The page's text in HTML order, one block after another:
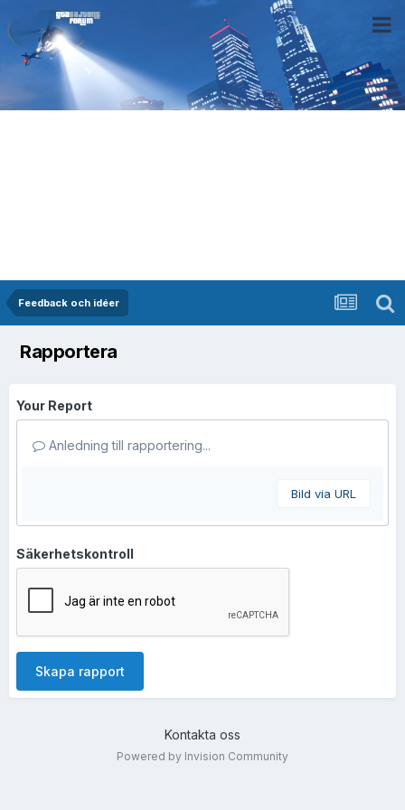
Feedback och idéer
Rapportera
Your Report
Anledning till rapportering...
Bild via URL
Säkerhetskontroll
Skapa rapport
Kontakta oss
Powered by Invision Community